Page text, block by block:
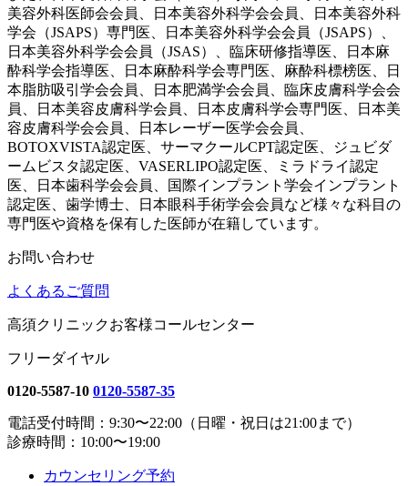
美容外科医師会会員、日本美容外科学会会員、日本美容外科
学会（JSAPS）専門医、日本美容外科学会会員（JSAPS）、
日本美容外科学会会員（JSAS）、臨床研修指導医、日本麻
酔科学会指導医、日本麻酔科学会専門医、麻酔科標榜医、日
本脂肪吸引学会会員、日本肥満学会会員、臨床皮膚科学会会
員、日本美容皮膚科学会員、日本皮膚科学会専門医、日本美
容皮膚科学会会員、日本レーザー医学会会員、
BOTOXVISTA認定医、サーマクールCPT認定医、ジュビダ
ームビスタ認定医、VASERLIPO認定医、ミラドライ認定
医、日本歯科学会会員、国際インプラント学会インプラント
認定医、歯学博士、日本眼科手術学会会員など様々な科目の
専門医や資格を保有した医師が在籍しています。
お問い合わせ
よくあるご質問
高須クリニックお客様コールセンター
フリーダイヤル
0120-5587-10 0120-5587-35
電話受付時間：9:30〜22:00（日曜・祝日は21:00まで）
診療時間：10:00〜19:00
カウンセリング予約